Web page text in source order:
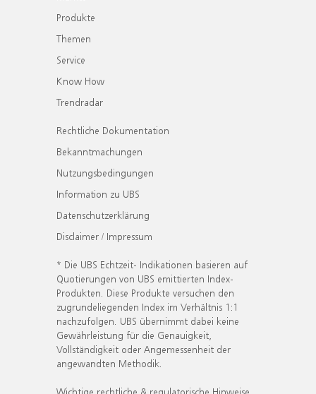
Produkte
Themen
Service
Know How
Trendradar
Rechtliche Dokumentation
Bekanntmachungen
Nutzungsbedingungen
Information zu UBS
Datenschutzerklärung
Disclaimer / Impressum
* Die UBS Echtzeit- Indikationen basieren auf
Quotierungen von UBS emittierten Index-
Produkten. Diese Produkte versuchen den
zugrundeliegenden Index im Verhältnis 1:1
nachzufolgen. UBS übernimmt dabei keine
Gewährleistung für die Genauigkeit,
Vollständigkeit oder Angemessenheit der
angewandten Methodik.